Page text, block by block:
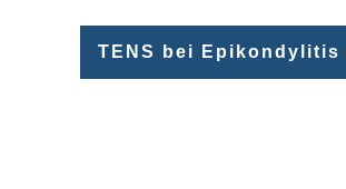
TENS bei Epikondylitis